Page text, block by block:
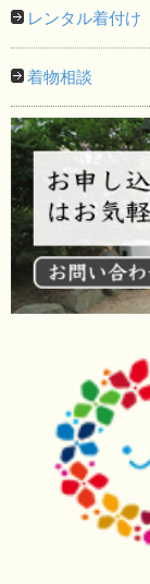
レンタル着付け
着物相談